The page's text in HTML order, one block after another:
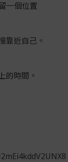
一個位置
靠近自己。
的時間。